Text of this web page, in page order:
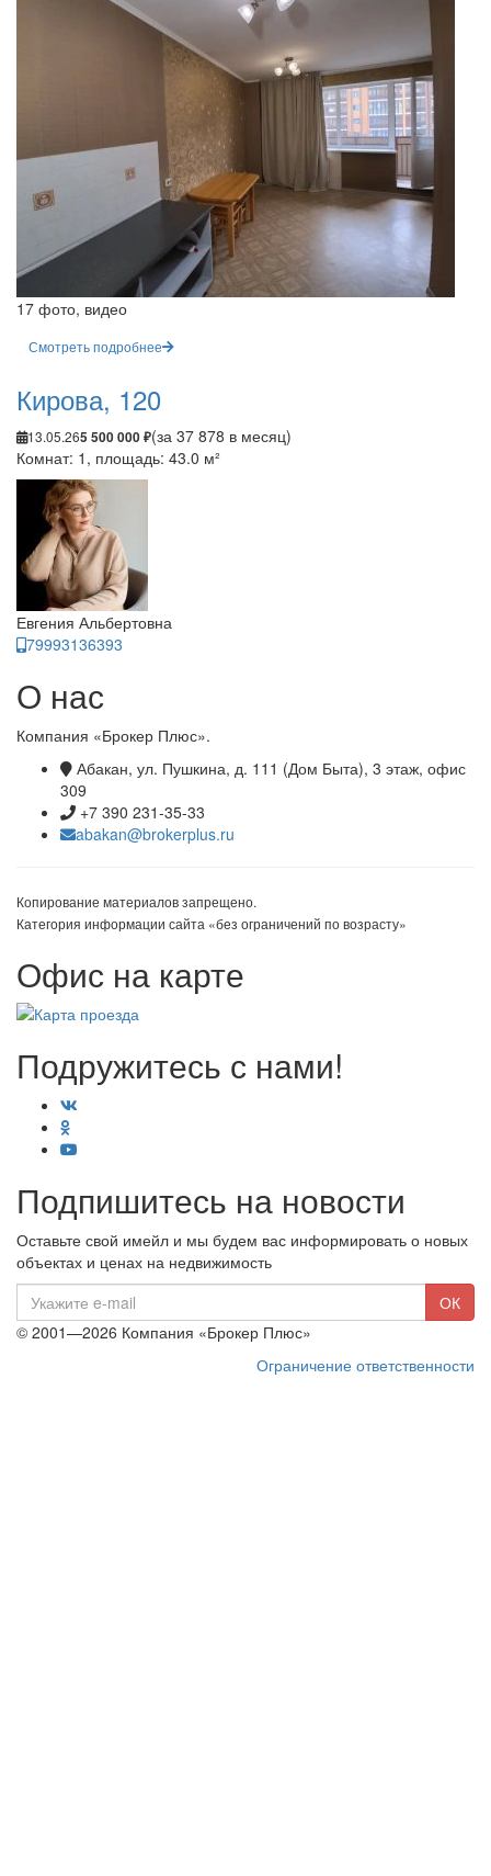
17 фото, видео
Смотреть подробнее
Кирова, 120
13.05.265 500 000 ₽(за 37 878 в месяц)
Комнат: 1, площадь: 43.0 м²
Евгения Альбертовна
79993136393
О нас
Компания «Брокер Плюс».
Абакан, ул. Пушкина, д. 111 (Дом Быта), 3 этаж, офис
309
+7 390 231-35-33
abakan@brokerplus.ru
Копирование материалов запрещено.
Категория информации сайта «без ограничений по возрасту»
Офис на карте
Подружитесь с нами!
Подпишитесь на новости
Оставьте свой имейл и мы будем вас информировать о новых
объектах и ценах на недвижимость
mail
ОК
© 2001—2026 Компания «Брокер Плюс»
Ограничение ответственности